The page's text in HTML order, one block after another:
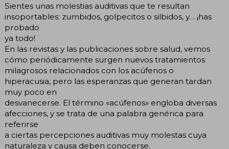
Sientes unas molestias auditivas que te resultan
insoportables: zumbidos, golpecitos o silbidos, y… ¡has
probado
ya todo!
En las revistas y las publicaciones sobre salud, vemos
cómo periódicamente surgen nuevos tratamientos
milagrosos relacionados con los acúfenos o
hiperacusia, pero las esperanzas que generan tardan
muy poco en
desvanecerse. El término «acúfenos» engloba diversas
afecciones, y se trata de una palabra genérica para
referirse
a ciertas percepciones auditivas muy molestas cuya
naturaleza y causa deben conocerse.